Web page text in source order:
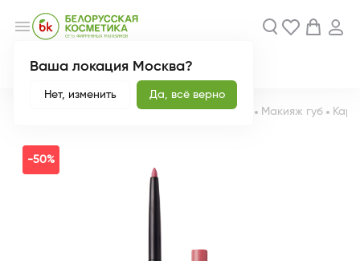
Ваша локация Москва?
Нет, изменить Да, всё верно
menu
Новинки Акции
Декоративная косметика Макияж губ
-50%